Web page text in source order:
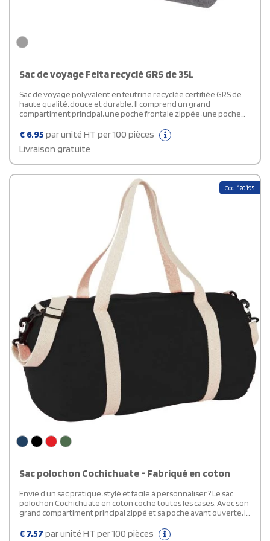
Sac de voyage Felta recyclé GRS de 35L
Sac de voyage polyvalent en feutrine recyclée certifiée GRS de
haute qualité, douce et durable. Il comprend un grand
compartiment principal, une poche frontale zippée, une poche
latérale, des bretelles amovibles et réglables, et des poignées en
coton confortables pour différentes façons de porter le sac. Il est
équipé de petits pieds/clous de sac au bas du sac qui le
maintiennent légèrement au-dessus du sol, aidant à empêcher
la saleté ou l'humidité d'entrer en contact avec le sac. Capacité :
€ 6,95 par unité HT per 100 pièces
Livraison gratuite
Cod: 120195
Sac polochon Cochichuate - Fabriqué en coton
Envie d’un sac pratique, stylé et facile à personnaliser ? Le sac
polochon Cochichuate en coton coche toutes les cases. Avec son
grand compartiment principal zippé et sa poche avant ouverte, il
offre tout l’espace qu’il faut pour y glisser l’essentiel. Grâce à ses
anses confortables (29,5 cm) et sa bandoulière réglable et
€ 7,57 par unité HT per 100 pièces